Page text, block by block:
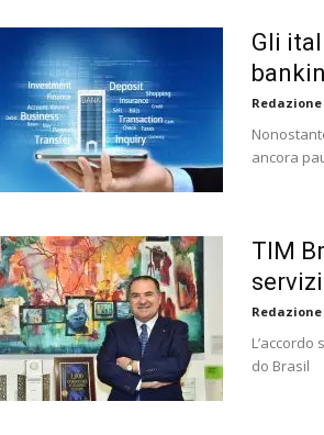
Gli
ancora
TIM
do Brasil